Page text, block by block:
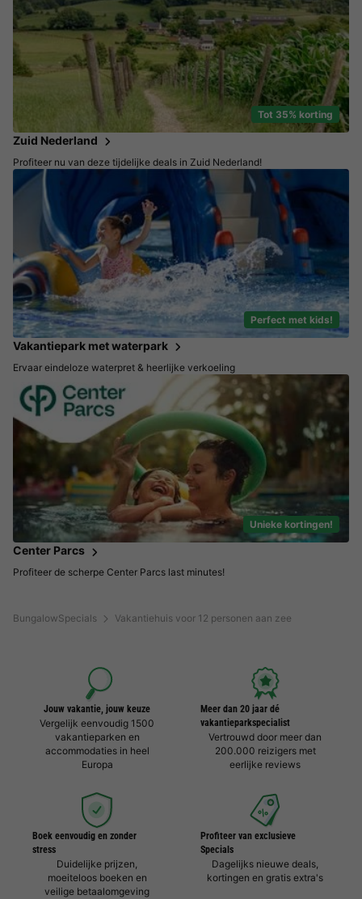
BungalowSpecials Vakantiehuis voor 12 personen aan zee
Tot 35% korting
Zuid Nederland
Profiteer nu van deze tijdelijke deals in Zuid Nederland!
Perfect met kids!
Vakantiepark met waterpark
Ervaar eindeloze waterpret & heerlijke verkoeling
Unieke kortingen!
Center Parcs
Profiteer de scherpe Center Parcs last minutes!
Jouw vakantie, jouw keuze
Vergelijk eenvoudig 1500
vakantieparken en
accommodaties in heel
Europa
Meer dan 20 jaar dé
vakantieparkspecialist
Vertrouwd door meer dan
200.000 reizigers met
eerlijke reviews
Boek eenvoudig en zonder
stress
Duidelijke prijzen,
moeiteloos boeken en
veilige betaalomgeving
Profiteer van exclusieve
Specials
Dagelijks nieuwe deals,
kortingen en gratis extra's